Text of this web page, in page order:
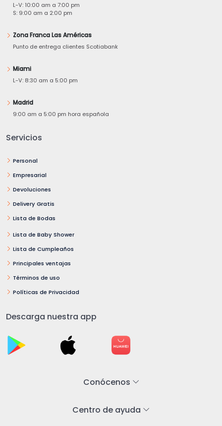
L-V: 10:00 am a 7:00 pm
S: 9:00 am a 2:00 pm
Zona Franca Las Américas
Punto de entrega clientes Scotiabank
Miami
L-V: 8:30 am a 5:00 pm
Madrid
9:00 am a 5:00 pm hora española
Servicios
Personal
Empresarial
Devoluciones
Delivery Gratis
Lista de Bodas
Lista de Baby Shower
Lista de Cumpleaños
Principales ventajas
Términos de uso
Políticas de Privacidad
Descarga nuestra app
Conócenos
Centro de ayuda